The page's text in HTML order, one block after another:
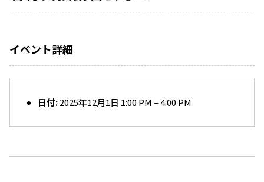
イベント詳細
日付: 2025年12月1日 1:00 PM–4:00 PM